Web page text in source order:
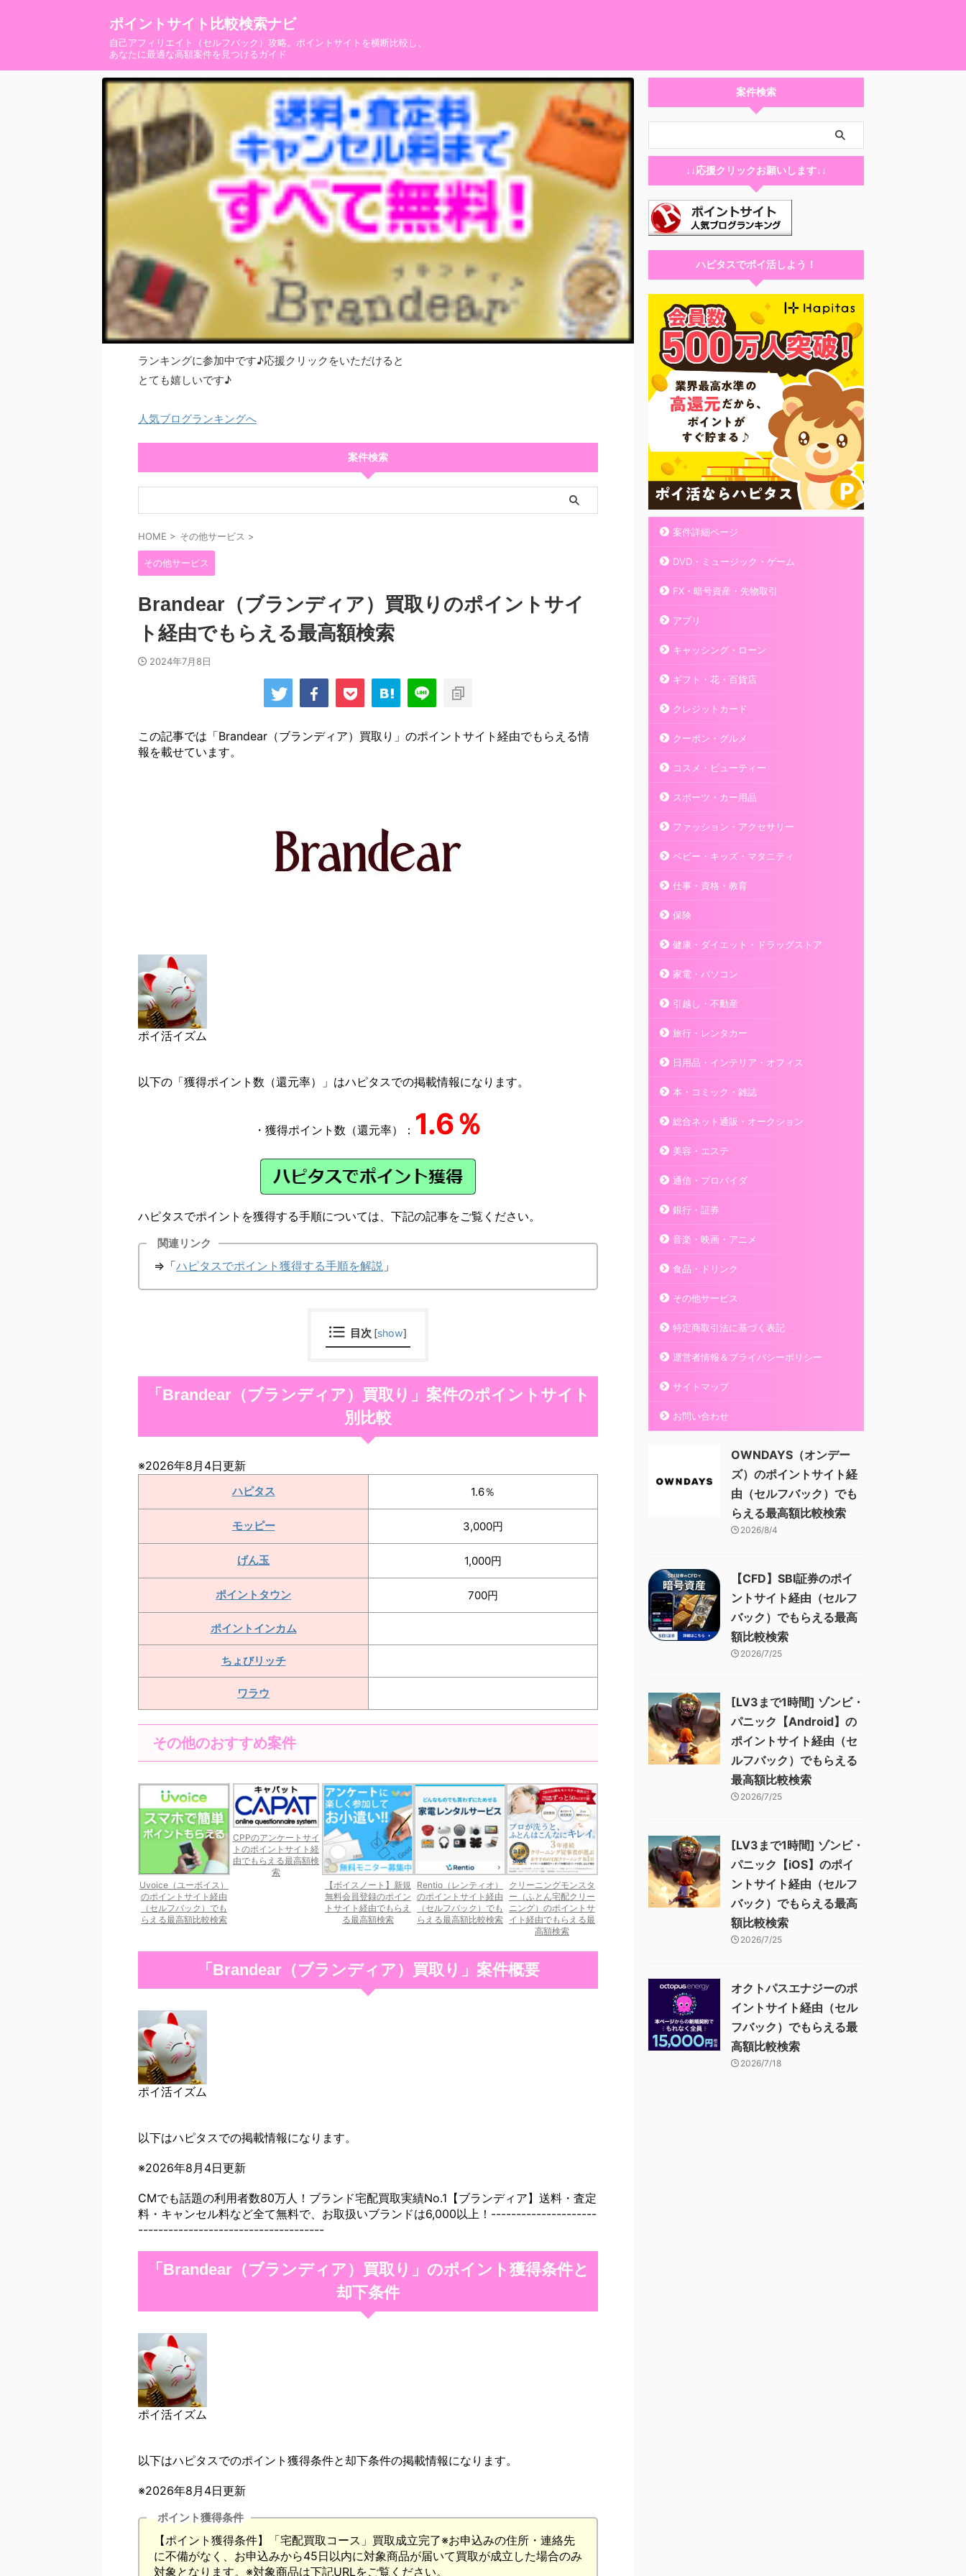
ポイントサイト比較検索ナビ
自己アフィリエイト（セルフバック）攻略。ポイントサイトを横断比較し、
あなたに最適な高額案件を見つけるガイド
ランキングに参加中です♪応援クリックをいただけると
とても嬉しいです♪
人気ブログランキングへ
案件検索
HOME > その他サービス >
その他サービス
Brandear（ブランディア）買取りのポイントサイ
ト経由でもらえる最高額検索
2024年7月8日
この記事では「Brandear（ブランディア）買取り」のポイントサイト経由でもらえる情
報を載せています。
ポイ活イズム
以下の「獲得ポイント数（還元率）」はハピタスでの掲載情報になります。
・獲得ポイント数（還元率）： 1.6％
ハピタスでポイントを獲得する手順については、下記の記事をご覧ください。
関連リンク
⇒「ハピタスでポイント獲得する手順を解説 」
目次 [show]
「Brandear（ブランディア）買取り」案件のポイントサイト
別比較
※2026年8月4日更新
ハピタス 1.6％
モッピー 3,000円
げん玉 1,000円
ポイントタウン 700円
ポイントインカム
ちょびリッチ
ワラウ
その他のおすすめ案件
Uvoice（ユーボイス）
のポイントサイト経由
（セルフバック）でも
らえる最高額比較検索
CPPのアンケートサイ
トのポイントサイト経
由でもらえる最高額検
索
【ボイスノート】新規
無料会員登録のポイン
トサイト経由でもらえ
る最高額検索
Rentio（レンティオ）
のポイントサイト経由
（セルフバック）でも
らえる最高額比較検索
クリーニングモンスタ
ー（ふとん宅配クリー
ニング）のポイントサ
イト経由でもらえる最
高額検索
「Brandear（ブランディア）買取り」案件概要
ポイ活イズム
以下はハピタスでの掲載情報になります。
※2026年8月4日更新
CMでも話題の利用者数80万人！ブランド宅配買取実績No.1【ブランディア】送料・査定
料・キャンセル料など全て無料で、お取扱いブランドは6,000以上！---------------------
-------------------------------------
「Brandear（ブランディア）買取り」のポイント獲得条件と
却下条件
ポイ活イズム
以下はハピタスでのポイント獲得条件と却下条件の掲載情報になります。
※2026年8月4日更新
ポイント獲得条件
【ポイント獲得条件】「宅配買取コース」買取成立完了※お申込みの住所・連絡先
に不備がなく、お申込みから45日以内に対象商品が届いて買取が成立した場合のみ
対象となります。※対象商品は下記URLをご覧ください。
案件検索
↓↓応援クリックお願いします↓↓
ハピタスでポイ活しよう！
案件詳細ページ
DVD・ミュージック・ゲーム
FX・暗号資産・先物取引
アプリ
キャッシング・ローン
ギフト・花・百貨店
クレジットカード
クーポン・グルメ
コスメ・ビューティー
スポーツ・カー用品
ファッション・アクセサリー
ベビー・キッズ・マタニティ
仕事・資格・教育
保険
健康・ダイエット・ドラッグストア
家電・パソコン
引越し・不動産
旅行・レンタカー
日用品・インテリア・オフィス
本・コミック・雑誌
総合ネット通販・オークション
美容・エステ
通信・プロバイダ
銀行・証券
音楽・映画・アニメ
食品・ドリンク
その他サービス
特定商取引法に基づく表記
運営者情報＆プライバシーポリシー
サイトマップ
お問い合わせ
OWNDAYS（オンデー
ズ）のポイントサイト経
由（セルフバック）でも
らえる最高額比較検索
2026/8/4
【CFD】SBI証券のポイ
ントサイト経由（セルフ
バック）でもらえる最高
額比較検索
2026/7/25
[LV3まで1時間] ゾンビ・
パニック【Android】の
ポイントサイト経由（セ
ルフバック）でもらえる
最高額比較検索
2026/7/25
[LV3まで1時間] ゾンビ・
パニック【iOS】のポイ
ントサイト経由（セルフ
バック）でもらえる最高
額比較検索
2026/7/25
オクトパスエナジーのポ
イントサイト経由（セル
フバック）でもらえる最
高額比較検索
2026/7/18